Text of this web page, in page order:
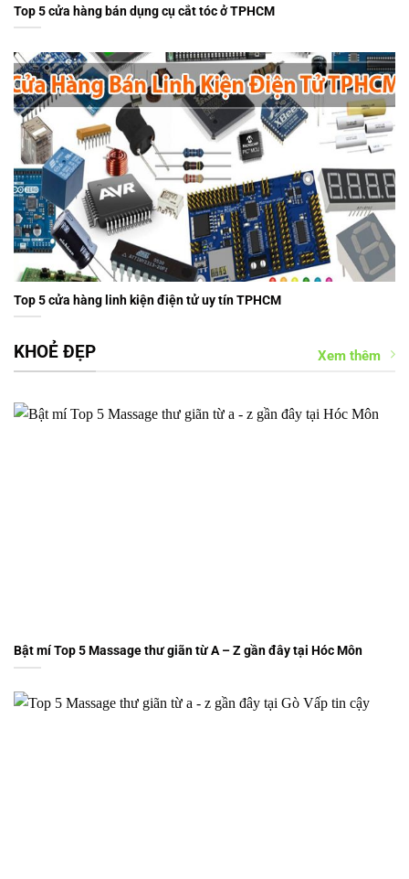
Top 5 cửa hàng bán dụng cụ cắt tóc ở TPHCM
Top 5 cửa hàng linh kiện điện tử uy tín TPHCM
KHOẺ ĐẸP Xem thêm
Bật mí Top 5 Massage thư giãn từ A – Z gần đây tại Hóc Môn